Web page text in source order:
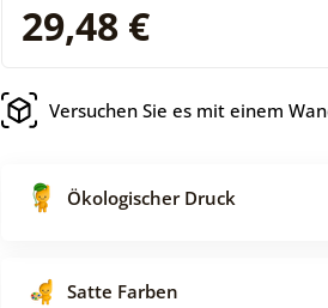
29,48 €
Versuchen Sie es mit einem
Ökologischer Druck
Satte Farben